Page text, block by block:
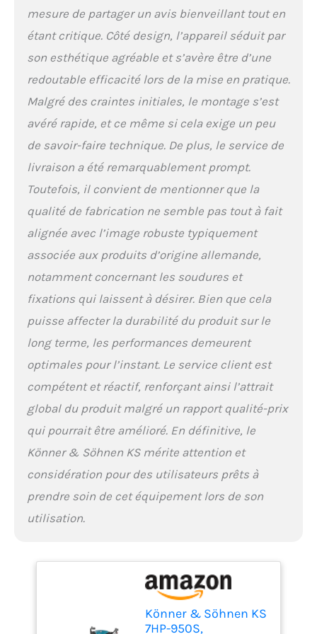
commande réglable
verticalement et
horizontalement pour une
utilisation aisée et un
rangement compact. Il est
également équipé d'une
boîte à outils. Une boîte de
vitesses avec une marche
arrière et deux marches
avant assure un contrôle
facile et pratique, aussi
bien pendant le travail du
sol qu'avec une remorque.
Les roues en caoutchouc
sans chambre à air (4,00 à
8 pouces) qui ne
nécessitent pas de
gonflage pendant le
grandement le transport et
le chargement du
robuste du châssis
assure une résistance
inférieure de la
transmission par chaîne
contre les chocs. Plus de
10 ans d'expérience dans
l'utilisation de matériaux
de haute qualité et de
confort lors de l'utilisation
de nos motoculteurs.
mesure de partager un avis bienveillant tout en
étant critique. Côté design, l’appareil séduit par
son esthétique agréable et s’avère être d’une
redoutable efficacité lors de la mise en pratique.
Malgré des craintes initiales, le montage s’est
avéré rapide, et ce même si cela exige un peu
de savoir-faire technique. De plus, le service de
livraison a été remarquablement prompt.
Toutefois, il convient de mentionner que la
qualité de fabrication ne semble pas tout à fait
alignée avec l’image robuste typiquement
associée aux produits d’origine allemande,
notamment concernant les soudures et
fixations qui laissent à désirer. Bien que cela
puisse affecter la durabilité du produit sur le
long terme, les performances demeurent
optimales pour l’instant. Le service client est
compétent et réactif, renforçant ainsi l’attrait
global du produit malgré un rapport qualité-prix
qui pourrait être amélioré. En définitive, le
Könner & Söhnen KS mérite attention et
considération pour des utilisateurs prêts à
prendre soin de cet équipement lors de son
utilisation.
Könner & Söhnen KS
7HP-950S,